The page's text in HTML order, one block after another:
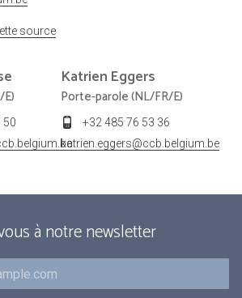
source
50
Katrien Eggers
Porte-parole (NL/FR/E)
+32 485 76 53 36
katrien.eggers@ccb.belgium.be
à notre newsletter